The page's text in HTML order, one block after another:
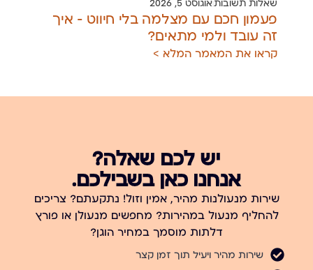
שאלות תשובותאוגוסט 5, 2026
פעמון חכם עם מצלמה בלי חיווט — איך
זה עובד ולמי מתאים?
קראו את המאמר המלא >
יש לכם שאלה?
אנחנו כאן בשבילכם.
שירות מנעולנות מהיר, אמין וזול! נתקעתם? צריכים
להחליף מנעול במהירות? מחפשים מנעולן או פורץ
דלתות מוסמך במחיר הוגן?
שירות מהיר ויעיל תוך זמן קצר